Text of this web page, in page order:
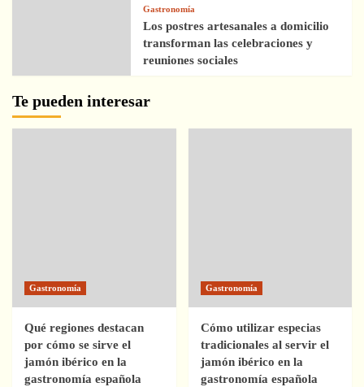
Gastronomía
Los postres artesanales a domicilio
transforman las celebraciones y
reuniones sociales
Te pueden interesar
Gastronomía
Qué regiones destacan
por cómo se sirve el
jamón ibérico en la
gastronomía española
Gastronomía
Cómo utilizar especias
tradicionales al servir el
jamón ibérico en la
gastronomía española